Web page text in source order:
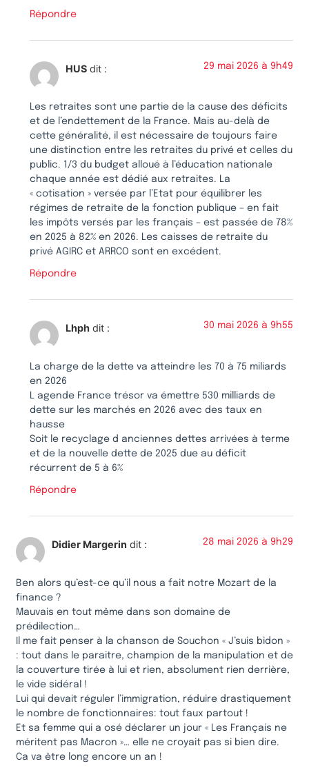
Répondre
HUS dit : 29 mai 2026 à 9h49
Les retraites sont une partie de la cause des déficits
et de l’endettement de la France. Mais au-delà de
cette généralité, il est nécessaire de toujours faire
une distinction entre les retraites du privé et celles du
public. 1/3 du budget alloué à l’éducation nationale
chaque année est dédié aux retraites. La
« cotisation » versée par l’Etat pour équilibrer les
régimes de retraite de la fonction publique – en fait
les impôts versés par les français – est passée de 78%
en 2025 à 82% en 2026. Les caisses de retraite du
privé AGIRC et ARRCO sont en excédent.
Répondre
Lhph dit : 30 mai 2026 à 9h55
La charge de la dette va atteindre les 70 à 75 miliards
en 2026
L agende France trésor va émettre 530 milliards de
dette sur les marchés en 2026 avec des taux en
hausse
Soit le recyclage d anciennes dettes arrivées à terme
et de la nouvelle dette de 2025 due au déficit
récurrent de 5 à 6%
Répondre
Didier Margerin dit : 28 mai 2026 à 9h29
Ben alors qu’est-ce qu’il nous a fait notre Mozart de la
finance ?
Mauvais en tout même dans son domaine de
prédilection…
Il me fait penser à la chanson de Souchon « J’suis bidon »
: tout dans le paraitre, champion de la manipulation et de
la couverture tirée à lui et rien, absolument rien derrière,
le vide sidéral !
Lui qui devait réguler l’immigration, réduire drastiquement
le nombre de fonctionnaires: tout faux partout !
Et sa femme qui a osé déclarer un jour « Les Français ne
méritent pas Macron »… elle ne croyait pas si bien dire.
Ca va être long encore un an !